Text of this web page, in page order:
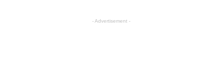
- Advertisement -